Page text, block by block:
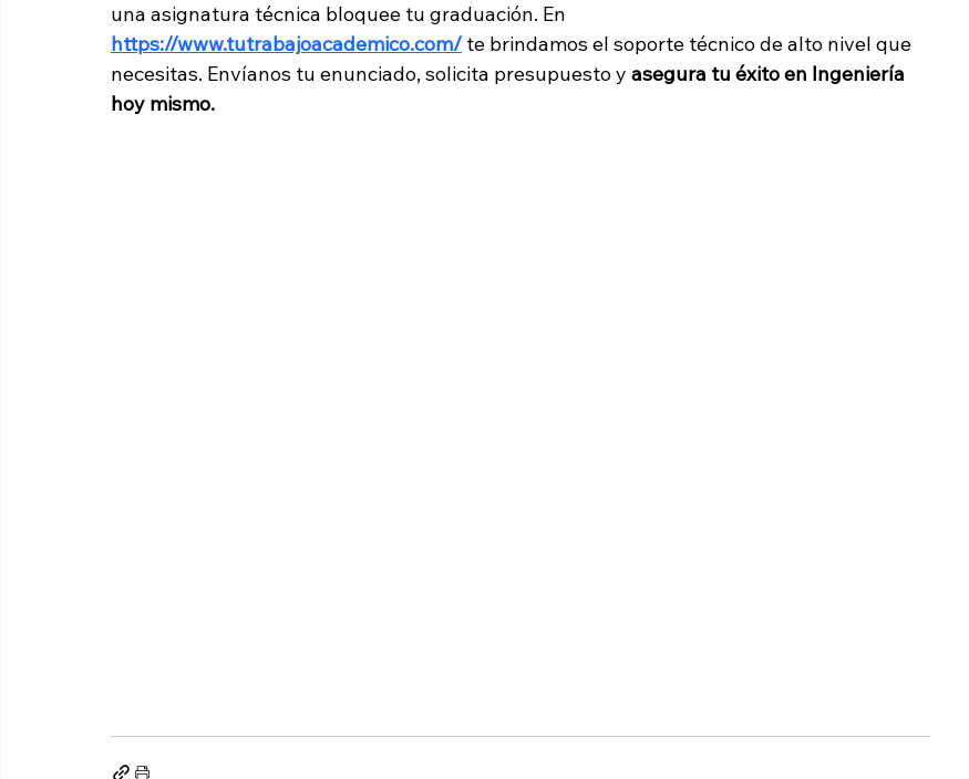
una asignatura técnica bloquee tu graduación. En
https://www.tutrabajoacademico.com/ te brindamos el soporte técnico de alto nivel que
necesitas. Envíanos tu enunciado, solicita presupuesto y asegura tu éxito en Ingeniería
hoy mismo.